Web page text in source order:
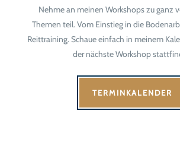
Nehme an meinen Workshops zu ganz
Themen teil. Vom Einstieg in die
Reittraining. Schaue einfach in meinem
der nächste Workshop
TERMINKALENDER